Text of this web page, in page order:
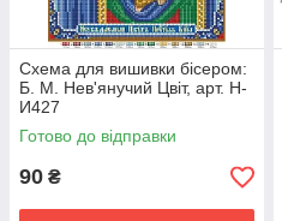
Схема для вишивки бісером:
Б. М. Нев'янучий Цвіт, арт. Н-
И427
Готово до відправки
90 ₴